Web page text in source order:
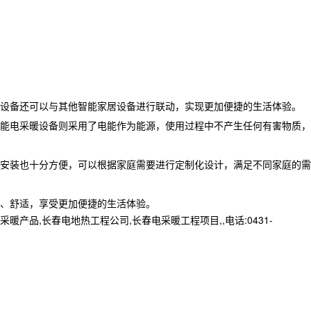
还可以与其他智能家居设备进行联动，实现更加便捷的生活体验。
采暖设备则采用了电能作为能源，使用过程中不产生任何有害物质，
装也十分方便，可以根据家庭需要进行定制化设计，满足不同家庭的需
适，享受更加便捷的生活体验。
暖产品,长春电地热工程公司,长春电采暖工程项目,,电话:0431-